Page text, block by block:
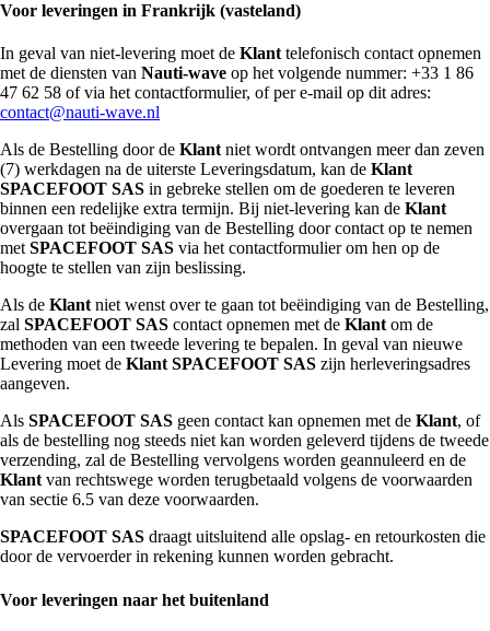
Voor leveringen in Frankrijk (vasteland)
In geval van niet-levering moet de Klant telefonisch contact opnemen
met de diensten van Nauti-wave op het volgende nummer: +33 1 86
47 62 58 of via het contactformulier, of per e-mail op dit adres:
contact@nauti-wave.nl
Als de Bestelling door de Klant niet wordt ontvangen meer dan zeven
(7) werkdagen na de uiterste Leveringsdatum, kan de Klant
SPACEFOOT SAS in gebreke stellen om de goederen te leveren
binnen een redelijke extra termijn. Bij niet-levering kan de Klant
overgaan tot beëindiging van de Bestelling door contact op te nemen
met SPACEFOOT SAS via het contactformulier om hen op de
hoogte te stellen van zijn beslissing.
Als de Klant niet wenst over te gaan tot beëindiging van de Bestelling,
zal SPACEFOOT SAS contact opnemen met de Klant om de
methoden van een tweede levering te bepalen. In geval van nieuwe
Levering moet de Klant SPACEFOOT SAS zijn herleveringsadres
aangeven.
Als SPACEFOOT SAS geen contact kan opnemen met de Klant, of
als de bestelling nog steeds niet kan worden geleverd tijdens de tweede
verzending, zal de Bestelling vervolgens worden geannuleerd en de
Klant van rechtswege worden terugbetaald volgens de voorwaarden
van sectie 6.5 van deze voorwaarden.
SPACEFOOT SAS draagt uitsluitend alle opslag- en retourkosten die
door de vervoerder in rekening kunnen worden gebracht.
Voor leveringen naar het buitenland